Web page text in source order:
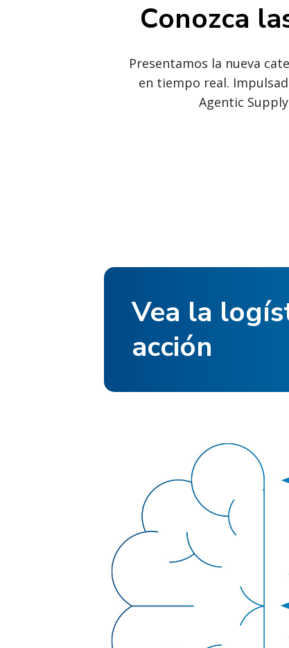
Conozca
Presentamos la nueva
en tiempo real.
Agentic
Vea la
acción